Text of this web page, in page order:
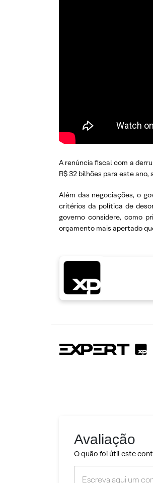
A renúncia fiscal com a
R$ 32 bilhões para este
Além das negociações, o
critérios da política de
governo considere, como
orçamento mais apertado
Avaliação
O quão foi útil este